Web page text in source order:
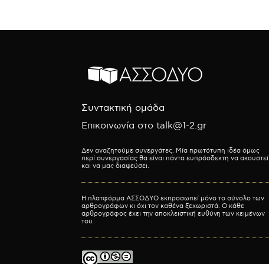
Συντακτική ομάδα
Επικοινωνία στο talk@1-2.gr
Δεν αναζητούμε συνεργάτες. Μία πρωτότυπη ιδέα όμως
περί συνεργασίας θα είναι πάντα ευπρόσδεκτη να ακουστεί
και να μας διαψεύσει.
Η πλατφόρμα ΑΣΣΟΔΥΟ εκπροσωπεί μόνο το σύνολο των
αρθρογράφων κι όχι τον καθένα ξεχωριστά. Ο κάθε
αρθρογράφος έχει την αποκλειστική ευθύνη των κειμένων
του.